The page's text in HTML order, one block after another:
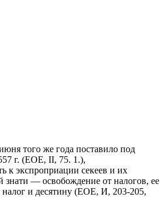
того же года поставило под
г. (ЕОЕ, II, 75. 1.),
к экспроприации секеев и их
— освобождение от налогов, ее
налог и десятину (ЕОЕ, И, 203-205,